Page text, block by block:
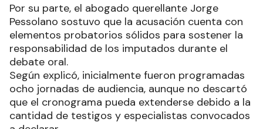
Por su parte, el abogado querellante Jorge
Pessolano sostuvo que la acusación cuenta con
elementos probatorios sólidos para sostener la
responsabilidad de los imputados durante el
debate oral.
Según explicó, inicialmente fueron programadas
ocho jornadas de audiencia, aunque no descartó
que el cronograma pueda extenderse debido a la
cantidad de testigos y especialistas convocados